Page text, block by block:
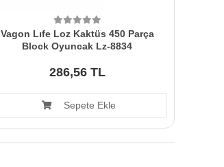
Vagon Lıfe Loz Kaktüs 450 Parça
Block Oyuncak Lz-8834
286,56 TL
Sepete Ekle